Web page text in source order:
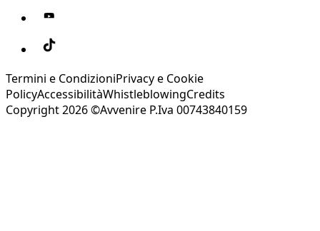
Termini e CondizioniPrivacy e Cookie
PolicyAccessibilitàWhistleblowingCredits
Copyright 2026 ©Avvenire P.Iva 00743840159